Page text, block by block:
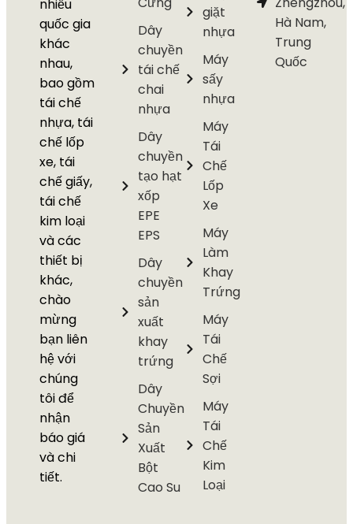
nhiều
quốc gia
khác
nhau,
bao gồm
tái chế
nhựa, tái
chế lốp
xe, tái
chế giấy,
tái chế
kim loại
và các
thiết bị
khác,
chào
mừng
bạn liên
hệ với
chúng
tôi để
nhận
báo giá
và chi
tiết.
Dây
chuyền
tái chế
chai
nhựa
Dây
chuyền
tạo hạt
xốp
EPE
EPS
Dây
chuyền
sản
xuất
khay
trứng
Dây
Chuyền
Sản
Xuất
Bột
Cao Su
giặt
nhựa
Máy
sấy
nhựa
Máy
Tái
Chế
Lốp
Xe
Máy
Làm
Khay
Trứng
Máy
Tái
Chế
Sợi
Máy
Tái
Chế
Kim
Loại
Hà Nam,
Trung
Quốc